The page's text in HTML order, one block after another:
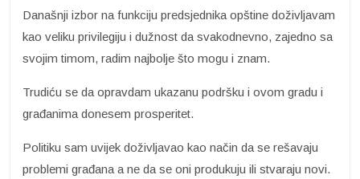
Današnji izbor na funkciju predsjednika opštine doživljavam
kao veliku privilegiju i dužnost da svakodnevno, zajedno sa
svojim timom, radim najbolje što mogu i znam.
Trudiću se da opravdam ukazanu podršku i ovom gradu i
građanima donesem prosperitet.
Politiku sam uvijek doživljavao kao način da se rešavaju
problemi građana a ne da se oni produkuju ili stvaraju novi.